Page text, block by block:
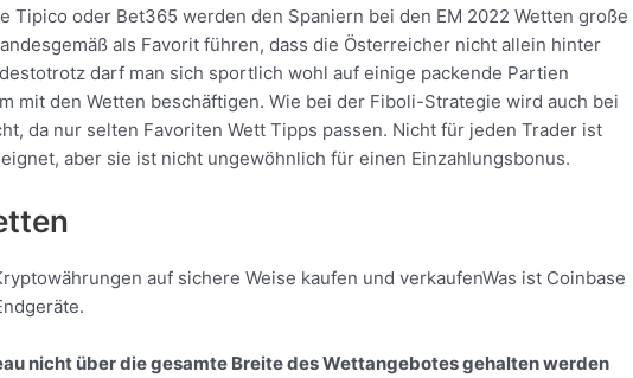
Tipico oder Bet365 werden den Spaniern bei den EM 2022 Wetten große
als Favorit führen, dass die Österreicher nicht allein hinter
darf man sich sportlich wohl auf einige packende Partien
mit den Wetten beschäftigen. Wie bei der Fiboli-Strategie wird auch bei
da nur selten Favoriten Wett Tipps passen. Nicht für jeden Trader ist
aber sie ist nicht ungewöhnlich für einen Einzahlungsbonus.
auf sichere Weise kaufen und verkaufenWas ist Coinbase
nicht über die gesamte Breite des Wettangebotes gehalten werden